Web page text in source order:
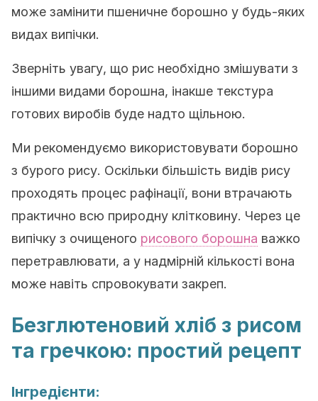
може замінити пшеничне борошно у будь-яких
видах випічки.
Зверніть увагу, що рис необхідно змішувати з
іншими видами борошна, інакше текстура
готових виробів буде надто щільною.
Ми рекомендуємо використовувати борошно
з бурого рису. Оскільки більшість видів рису
проходять процес рафінації, вони втрачають
практично всю природну клітковину. Через це
випічку з очищеного рисового борошна важко
перетравлювати, а у надмірній кількості вона
може навіть спровокувати закреп.
Безглютеновий хліб з рисом
та гречкою: простий рецепт
Інгредієнти: